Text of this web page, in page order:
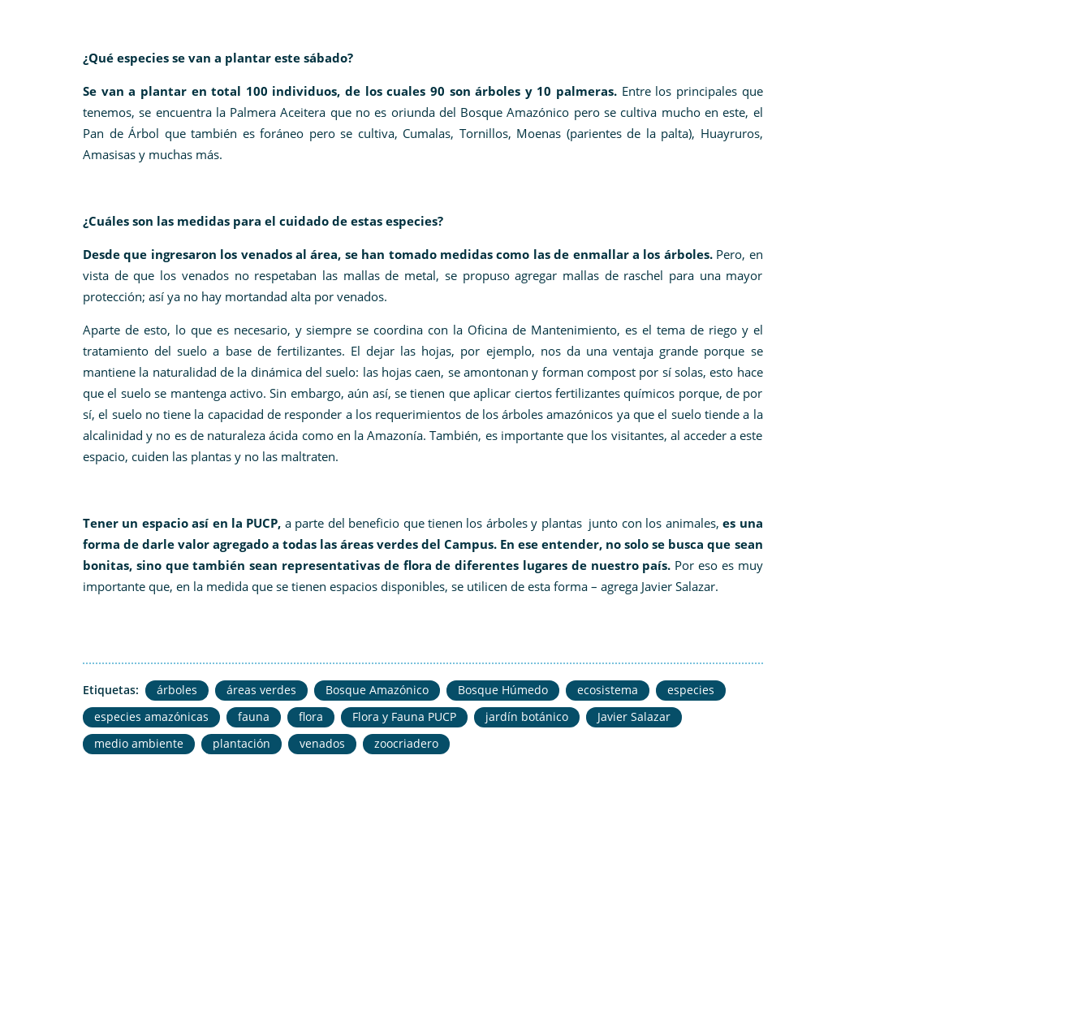
¿Qué especies se van a plantar este sábado?
Se van a plantar en total 100 individuos, de los cuales 90 son árboles y 10 palmeras. Entre los principales que
tenemos, se encuentra la Palmera Aceitera que no es oriunda del Bosque Amazónico pero se cultiva mucho en este, el
Pan de Árbol que también es foráneo pero se cultiva, Cumalas, Tornillos, Moenas (parientes de la palta), Huayruros,
Amasisas y muchas más.
¿Cuáles son las medidas para el cuidado de estas especies?
Desde que ingresaron los venados al área, se han tomado medidas como las de enmallar a los árboles.Pero, en
vista de que los venados no respetaban las mallas de metal, se propuso agregar mallas de raschel para una mayor
protección; así ya no hay mortandad alta por venados.
Aparte de esto, lo que es necesario, y siempre se coordina con la Oficina de Mantenimiento, es el tema de riego y el
tratamiento del suelo a base de fertilizantes. El dejar las hojas, por ejemplo, nos da una ventaja grande porque se
mantiene la naturalidad de la dinámica del suelo: las hojas caen, se amontonan y forman compost por sí solas, esto hace
que el suelo se mantenga activo. Sin embargo, aún así, se tienen que aplicar ciertos fertilizantes químicos porque, de por
sí, el suelo no tiene la capacidad de responder a los requerimientos de los árboles amazónicos ya que el suelo tiende a la
alcalinidad y no es de naturaleza ácida como en la Amazonía. También, es importante que los visitantes, al acceder a este
espacio, cuiden las plantas y no las maltraten.
Tener un espacio así en la PUCP, a parte del beneficio que tienen los árboles y plantas junto con los animales,es una
forma de darle valor agregado a todas las áreas verdes del Campus. En ese entender, no solo se busca que sean
bonitas, sino que también sean representativas de flora de diferentes lugares de nuestro país. Por eso es muy
importante que, en la medida que se tienen espacios disponibles, se utilicen de esta forma – agrega Javier Salazar.
Etiquetas: árboles áreas verdes Bosque Amazónico Bosque Húmedo ecosistema
especies
especies amazónicas
fauna flora Flora y Fauna PUCP jardín botánico
Javier Salazar
medio ambiente
plantación venados zoocriadero